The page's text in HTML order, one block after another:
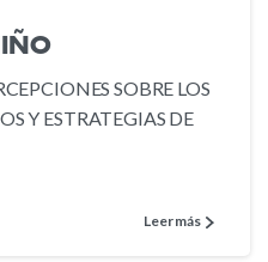
SOBRE LOS
Y ESTRATEGIAS DE
Leer más